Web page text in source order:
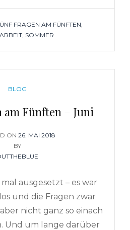
AM
FRAGEN AM FÜNFTEN
, SOMMER
CATEGORIES
BLOG
am Fünften – Juni
ON POSTED
ON
26. MAI 2018
BY
ausgesetzt – es war
und die Fragen zwar
nicht ganz so einach
Und um lange darüber